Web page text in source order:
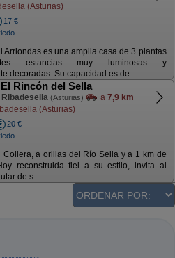
(Asturias)
17 €
Arriondas es una amplia casa de 3 plantas
estancias muy luminosas y
decoradas. Su capacidad es de ...
Rincón del Sella
Ribadesella (Asturias) a 7,9 km
(Asturias)
20 €
Collera, a orillas del Río Sella y a 1 km de
reconstruida fiel a su estilo, invita al
de s ...